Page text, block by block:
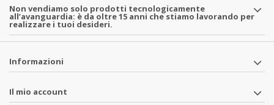
Non vendiamo solo prodotti tecnologicamente
all’avanguardia: è da oltre 15 anni che stiamo lavorando per
realizzare i tuoi desideri.
Informazioni
Il mio account